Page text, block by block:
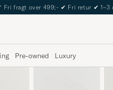
The Care of Carl Passport
Pre-owned Luxury